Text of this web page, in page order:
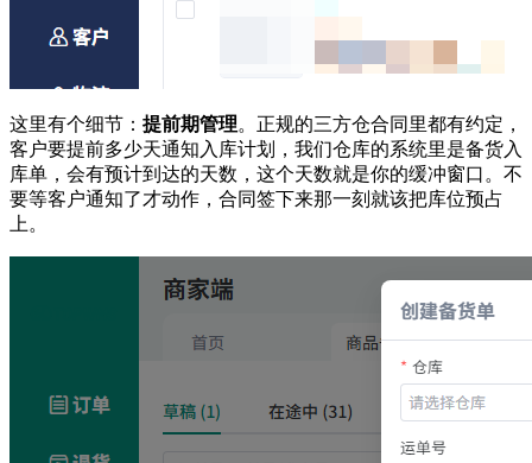
这里有个细节： 提前期管理。正规的三方仓合同里都有约定，
客户要提前多少天通知入库计划，我们仓库的系统里是备货入
库单，会有预计到达的天数，这个天数就是你的缓冲窗口。不
要等客户通知了才动作，合同签下来那一刻就该把库位预占
上。